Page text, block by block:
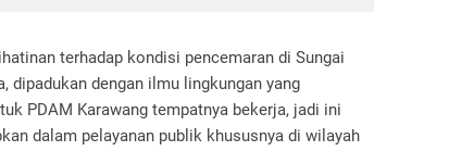
terhadap kondisi pencemaran di Sungai
dengan ilmu lingkungan yang
PDAM Karawang tempatnya bekerja, jadi ini
dalam pelayanan publik khususnya di wilayah